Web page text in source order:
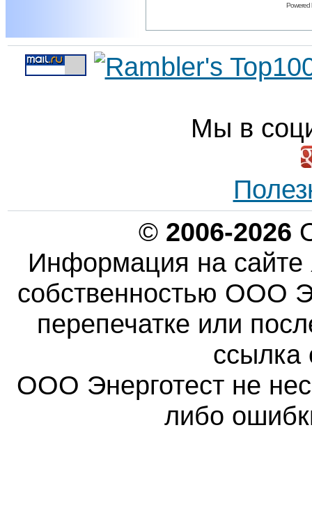
Powered
Мы в
© 2006-2026
Информация на сайте
собственностью ООО
перепечатке или
ссылка
ООО Энерготест не
либо